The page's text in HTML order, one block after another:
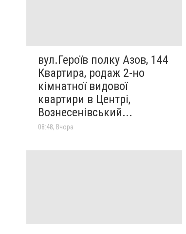
вул.Героїв полку Азов, 144
Квартира, родаж 2-но
кімнатної видової
квартири в Центрі,
Вознесенівський...
08:48, Вчора